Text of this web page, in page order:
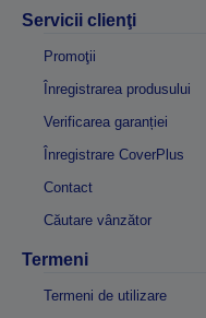
Servicii clienţi
Promoţii
Înregistrarea produsului
Verificarea garanției
Înregistrare CoverPlus
Contact
Căutare vânzător
Termeni
Termeni de utilizare